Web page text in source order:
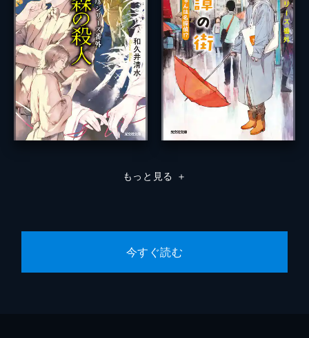
もっと見る ＋
今すぐ読む